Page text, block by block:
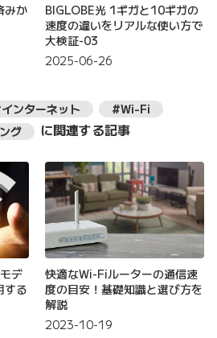
みか
BIGLOBE光 1ギガと10ギガの
速度の違いをリアルな使い方で
大検証-03
2025-06-26
ンターネット
#Wi-Fi
グ
に関連する記事
デ
する
快適なWi-Fiルーターの通信速
度の目安！基礎知識と選び方を
解説
2023-10-19